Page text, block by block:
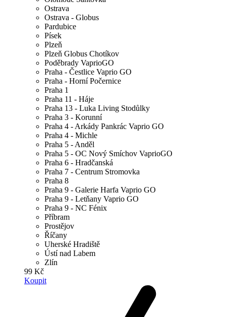
Ostrava
Ostrava - Globus
Pardubice
Písek
Plzeň
Plzeň Globus Chotíkov
Poděbrady VaprioGO
Praha - Čestlice Vaprio GO
Praha - Horní Počernice
Praha 1
Praha 11 - Háje
Praha 13 - Luka Living Stodůlky
Praha 3 - Korunní
Praha 4 - Arkády Pankrác Vaprio GO
Praha 4 - Michle
Praha 5 - Anděl
Praha 5 - OC Nový Smíchov VaprioGO
Praha 6 - Hradčanská
Praha 7 - Centrum Stromovka
Praha 8
Praha 9 - Galerie Harfa Vaprio GO
Praha 9 - Letňany Vaprio GO
Praha 9 - NC Fénix
Příbram
Prostějov
Říčany
Uherské Hradiště
Ústí nad Labem
Zlín
99 Kč
Koupit